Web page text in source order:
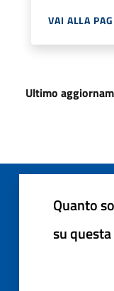
VAI ALLA
Ultimo
Quanto
su